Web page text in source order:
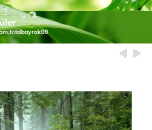
albayrak09